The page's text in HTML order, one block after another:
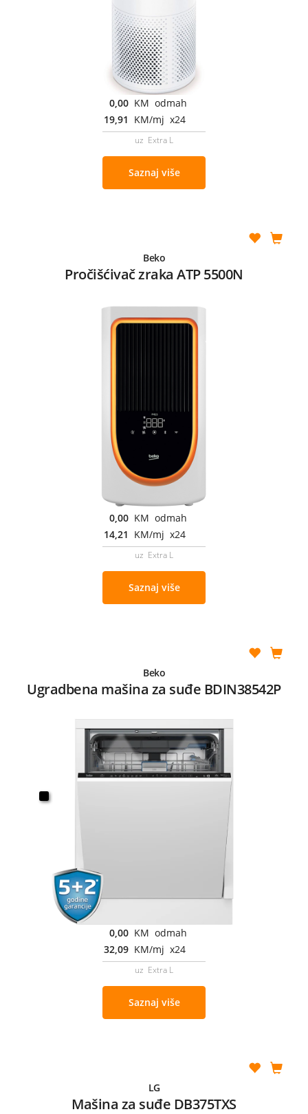
0,00 KM odmah
19,91 KM/mj x24
uz Extra L
Saznaj više
Beko
Pročišćivač zraka ATP 5500N
0,00 KM odmah
14,21 KM/mj x24
uz Extra L
Saznaj više
Beko
Ugradbena mašina za suđe BDIN38542P
0,00 KM odmah
32,09 KM/mj x24
uz Extra L
Saznaj više
LG
Mašina za suđe DB375TXS